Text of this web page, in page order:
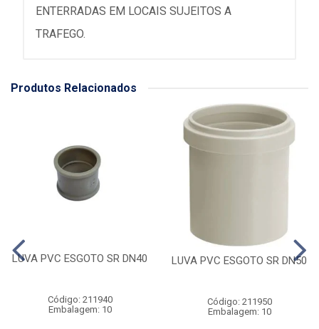
ENTERRADAS EM LOCAIS SUJEITOS A
TRAFEGO.
Produtos Relacionados
LUVA PVC ESGOTO SR DN40
Código: 211940
Embalagem: 10
LUVA PVC ESGOTO SR DN50
Código: 211950
Embalagem: 10